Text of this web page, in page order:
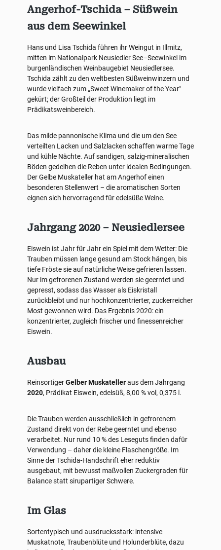
Angerhof-Tschida – Süßwein
aus dem Seewinkel
Hans und Lisa Tschida führen ihr Weingut in Illmitz,
mitten im Nationalpark Neusiedler See–Seewinkel im
burgenländischen Weinbaugebiet Neusiedlersee.
Tschida zählt zu den weltbesten Süßweinwinzern und
wurde vielfach zum „Sweet Winemaker of the Year"
gekürt; der Großteil der Produktion liegt im
Prädikatsweinbereich.
Das milde pannonische Klima und die um den See
verteilten Lacken und Salzlacken schaffen warme Tage
und kühle Nächte. Auf sandigen, salzig-mineralischen
Böden gedeihen die Reben unter idealen Bedingungen.
Der Gelbe Muskateller hat am Angerhof einen
besonderen Stellenwert – die aromatischen Sorten
eignen sich hervorragend für edelsüße Weine.
Jahrgang 2020 – Neusiedlersee
Eiswein ist Jahr für Jahr ein Spiel mit dem Wetter: Die
Trauben müssen lange gesund am Stock hängen, bis
tiefe Fröste sie auf natürliche Weise gefrieren lassen.
Nur im gefrorenen Zustand werden sie geerntet und
gepresst, sodass das Wasser als Eiskristall
zurückbleibt und nur hochkonzentrierter, zuckerreicher
Most gewonnen wird. Das Ergebnis 2020: ein
konzentrierter, zugleich frischer und finessenreicher
Eiswein.
Ausbau
ReinsortigerGelber Muskatelleraus dem Jahrgang
2020, Prädikat Eiswein, edelsüß, 8,00 % vol, 0,375 l.
Die Trauben werden ausschließlich in gefrorenem
Zustand direkt von der Rebe geerntet und ebenso
verarbeitet. Nur rund 10 % des Leseguts finden dafür
Verwendung – daher die kleine Flaschengröße. Im
Sinne der Tschida-Handschrift eher reduktiv
ausgebaut, mit bewusst maßvollen Zuckergraden für
Balance statt sirupartiger Schwere.
Im Glas
Sortentypisch und ausdrucksstark: intensive
Muskatnote, Traubenblüte und Holunderblüte, dazu